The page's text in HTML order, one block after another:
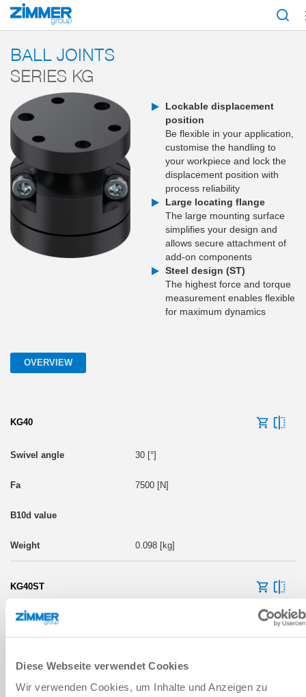
Diese Webseite verwendet Cookies
Wir verwenden Cookies, um Inhalte und Anzeigen zu
Start Products Accessories
BALL JOINTS
SERIES KG
Lockable displacement
position
Be flexible in your application,
customise the handling to
your workpiece and lock the
displacement position with
process reliability
Large locating flange
The large mounting surface
simplifies your design and
allows secure attachment of
add-on components
Steel design (ST)
The highest force and torque
measurement enables flexible
for maximum dynamics
OVERVIEW
KG40
30 [°]
7500 [N]
0.098 [kg]
KG40ST